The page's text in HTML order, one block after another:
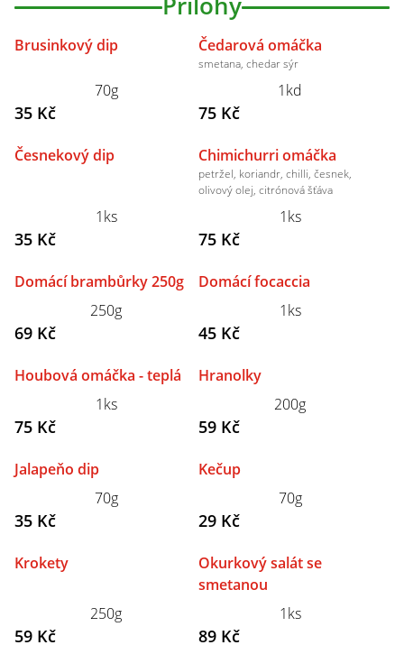
Brusinkový dip
70g
35 Kč
Čedarová omáčka
smetana, chedar sýr
1kd
75 Kč
Česnekový dip
1ks
35 Kč
Chimichurri omáčka
petržel, koriandr, chilli, česnek,
olivový olej, citrónová šťáva
1ks
75 Kč
Domácí brambůrky 250g
250g
69 Kč
Domácí focaccia
1ks
45 Kč
Houbová omáčka - teplá
1ks
75 Kč
Hranolky
200g
59 Kč
Jalapeňo dip
70g
35 Kč
Kečup
70g
29 Kč
Krokety
250g
59 Kč
Okurkový salát se
smetanou
1ks
89 Kč